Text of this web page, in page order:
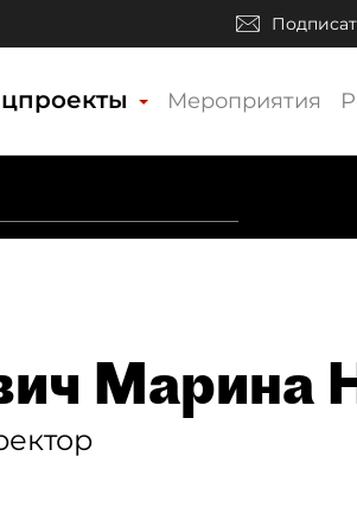
Мероприятия
Марина